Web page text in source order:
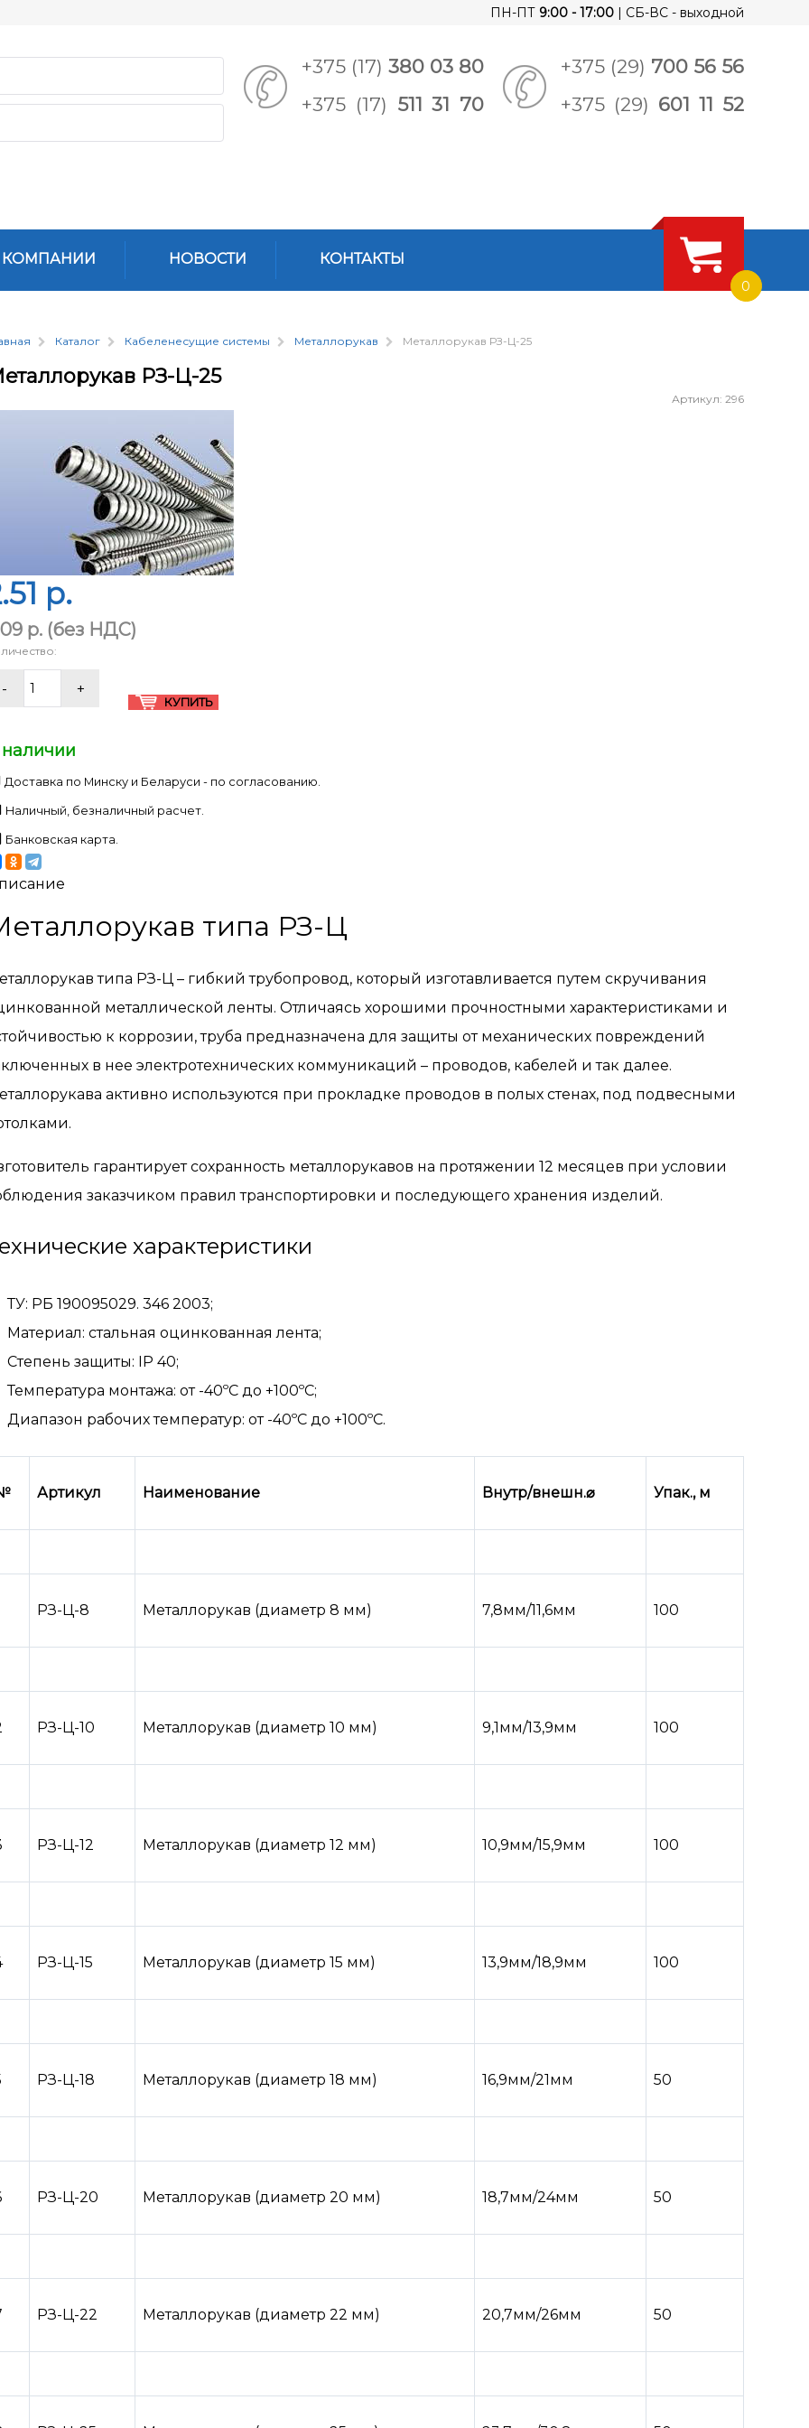
ПН-ПТ 9:00 - 17:00 | СБ-ВС - выходной
+375 (17) 380 03 80
+375 (17) 511 31 70
+375 (29) 700 56 56
+375 (29) 601 11 52
НОВОСТИ КОНТАКТЫ
0
Каталог Кабеленесущие системы Металлорукав Металлорукав РЗ-Ц-25
РЗ-Ц-25
Артикул: 296
p.
p. (без НДС)
Доставка по Минску и Беларуси - по согласованию.
Наличный, безналичный расчет.
Банковская карта.
типа РЗ-Ц
типа РЗ-Ц – гибкий трубопровод, который изготавливается путем скручивания
металлической ленты. Отличаясь хорошими прочностными характеристиками и
к коррозии, труба предназначена для защиты от механических повреждений
в нее электротехнических коммуникаций – проводов, кабелей и так далее.
активно используются при прокладке проводов в полых стенах, под подвесными
гарантирует сохранность металлорукавов на протяжении 12 месяцев при условии
заказчиком правил транспортировки и последующего хранения изделий.
характеристики
ТУ: РБ 190095029. 346 2003;
Материал: стальная оцинкованная лента;
Степень защиты: IP 40;
Температура монтажа: от -40ºС до +100ºС;
Диапазон рабочих температур: от -40ºС до +100ºС.
Артикул Наименование Внутр/внешн.⌀ Упак., м
РЗ-Ц-8 Металлорукав (диаметр 8 мм) 7,8мм/11,6мм 100
РЗ-Ц-10 Металлорукав (диаметр 10 мм) 9,1мм/13,9мм 100
РЗ-Ц-12 Металлорукав (диаметр 12 мм) 10,9мм/15,9мм 100
РЗ-Ц-15 Металлорукав (диаметр 15 мм) 13,9мм/18,9мм 100
РЗ-Ц-18 Металлорукав (диаметр 18 мм) 16,9мм/21мм 50
РЗ-Ц-20 Металлорукав (диаметр 20 мм) 18,7мм/24мм 50
РЗ-Ц-22 Металлорукав (диаметр 22 мм) 20,7мм/26мм 50